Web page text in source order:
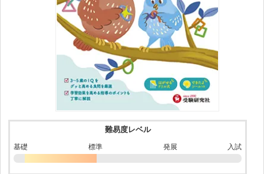
難易度レベル
基礎 標準 発展 入試